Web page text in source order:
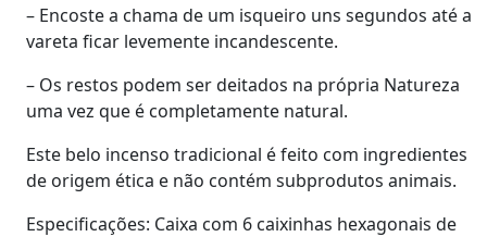
– Encoste a chama de um isqueiro uns segundos até a
vareta ficar levemente incandescente.
– Os restos podem ser deitados na própria Natureza
uma vez que é completamente natural.
Este belo incenso tradicional é feito com ingredientes
de origem ética e não contém subprodutos animais.
Especificações: Caixa com 6 caixinhas hexagonais de